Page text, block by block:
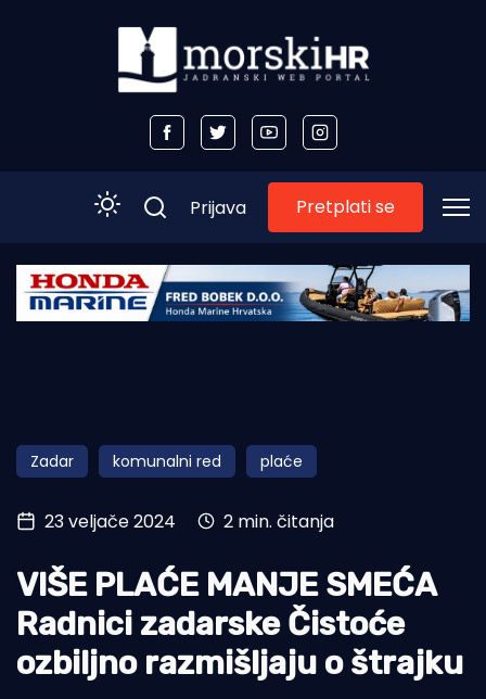
Početna
Obala
Otoci
Turizam i nautika
Pomorstvo
Ribolov
Ekologija
Prijava Pretplati se
Zadar komunalni red plaće
23 veljače 2024 2 min. čitanja
VIŠE PLAĆE MANJE SMEĆA
Radnici zadarske Čistoće
ozbiljno razmišljaju o štrajku